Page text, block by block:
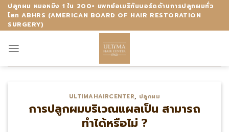
Skip
content
ปลูกผม หมอหมิง 1 ใน 200+ แพทย์อเมริกันบอร์ดด้านการปลูกผมทั่ว
โลก ABHRS (AMERICAN BOARD OF HAIR RESTORATION
SURGERY)
ULTIMAHAIRCENTER, ปลูกผม
การปลูกผมบริเวณแผลเป็น สามารถ
ทำได้หรือไม่ ?